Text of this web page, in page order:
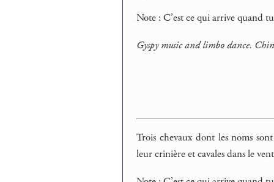
Note : C’est ce qui arrive quand
Gyspy music and limbo dance.
Trois chevaux dont les noms
leur crinière et cavales dans le